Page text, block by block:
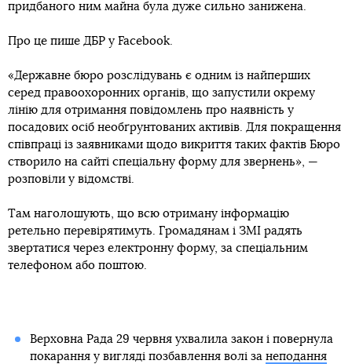
придбаного ним майна була дуже сильно занижена.
Про це пише ДБР у Facebook.
«Державне бюро розслідувань є одним із найперших
серед правоохоронних органів, що запустили окрему
лінію для отримання повідомлень про наявність у
посадових осіб необґрунтованих активів. Для покращення
співпраці із заявниками щодо викриття таких фактів Бюро
створило на сайті спеціальну форму для звернень», —
розповіли у відомстві.
Там наголошують, що всю отриману інформацію
ретельно перевірятимуть. Громадянам і ЗМІ радять
звертатися через електронну форму, за спеціальним
телефоном або поштою.
Верховна Рада 29 червня ухвалила закон і повернула
покарання у вигляді позбавлення волі за неподання